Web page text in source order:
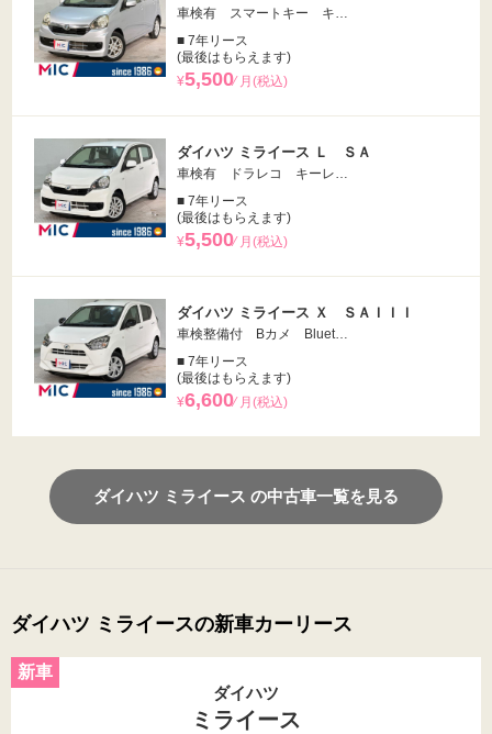
車検有 スマートキー キ…
■ 7年リース
(最後はもらえます)
¥5,500⁄ 月(税込)
ダイハツ ミライース Ｌ ＳＡ
車検有 ドラレコ キーレ…
■ 7年リース
(最後はもらえます)
¥5,500⁄ 月(税込)
ダイハツ ミライース Ｘ ＳＡＩＩＩ
車検整備付 Bカメ Bluet…
■ 7年リース
(最後はもらえます)
¥6,600⁄ 月(税込)
ダイハツ ミライース の中古車一覧を見る
ダイハツ ミライースの新車カーリース
ダイハツ
ミライース